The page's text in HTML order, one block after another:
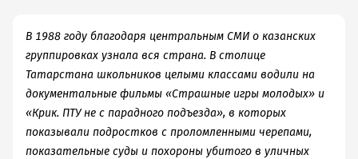
В 1988 году благодаря центральным СМИ о казанских
группировках узнала вся страна. В столице
Татарстана школьников целыми классами водили на
документальные фильмы «Страшные игры молодых» и
«Крик. ПТУ не с парадного подъезда», в которых
показывали подростков с проломленными черепами,
показательные суды и похороны убитого в уличных